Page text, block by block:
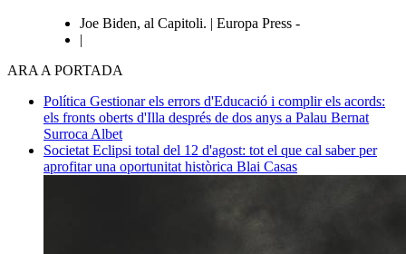
Joe Biden, al Capitoli. | Europa Press -
|
ARA A PORTADA
Política Gestionar els errors d'Educació i complir els acords:
els fronts oberts d'Illa després de dos anys a Palau Bernat
Surroca Albet
Societat Eclipsi total del 12 d'agost: tot el que cal saber per
aprofitar una oportunitat històrica Blai Casas